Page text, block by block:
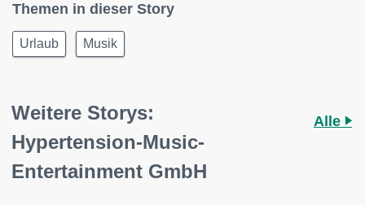
Themen in dieser Story
Urlaub Musik
Weitere Storys:
Hypertension-Music-
Entertainment GmbH
Alle